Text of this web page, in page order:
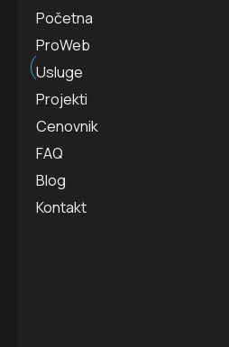
od
Početna
ProWeb
Usluge
Projekti
Cenovnik
FAQ
Blog
Kontakt